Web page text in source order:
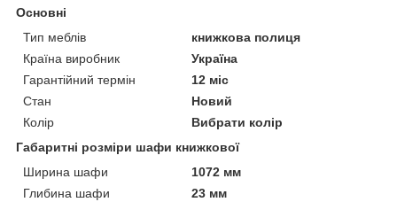
Основні
Тип меблів
книжкова полиця
Країна виробник
Україна
Гарантійний термін
12 міс
Стан
Новий
Колір
Вибрати колір
Габаритні розміри шафи книжкової
Ширина шафи
1072 мм
Глибина шафи
23 мм